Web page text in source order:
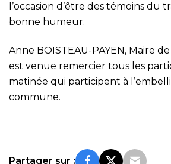
l’occasion d’être des témoins du
bonne humeur.
Anne BOISTEAU-PAYEN, Maire
est venue remercier tous les
matinée qui participent à
commune.
Partager sur :